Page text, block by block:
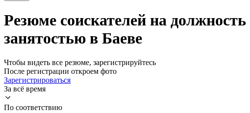
Резюме соискателей на
занятостью в Баеве
Чтобы видеть все резюме, зарегистрируйтесь
После регистрации откроем фото
Зарегистрироваться
За всё время
По соответствию